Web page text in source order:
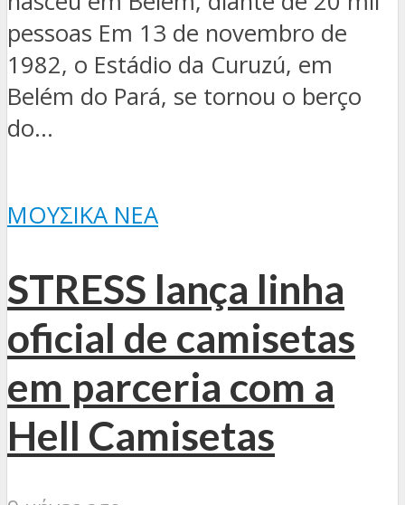
pessoas Em 13 de novembro de
1982, o Estádio da Curuzú, em
Belém do Pará, se tornou o berço
do...
ΜΟΥΣΙΚΆ ΝΈΑ
STRESS lança linha
oficial de camisetas
em parceria com a
Hell Camisetas